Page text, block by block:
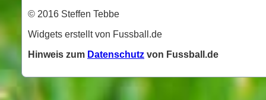
© 2016 Steffen Tebbe
Widgets erstellt von Fussball.de
Hinweis zum Datenschutz von Fussball.de